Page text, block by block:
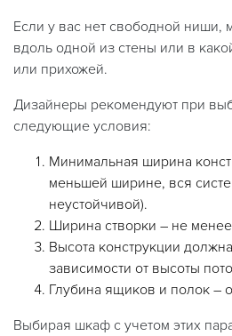
Если у вас нет свободной ниши,
вдоль одной из стены или в
или прихожей.
Дизайнеры рекомендуют при
следующие условия:
Минимальная ширина
меньшей ширине, вся
неустойчивой).
Ширина створки – не менее
Высота конструкции
зависимости от высоты
Глубина ящиков и полок –
Выбирая шкаф с учетом этих